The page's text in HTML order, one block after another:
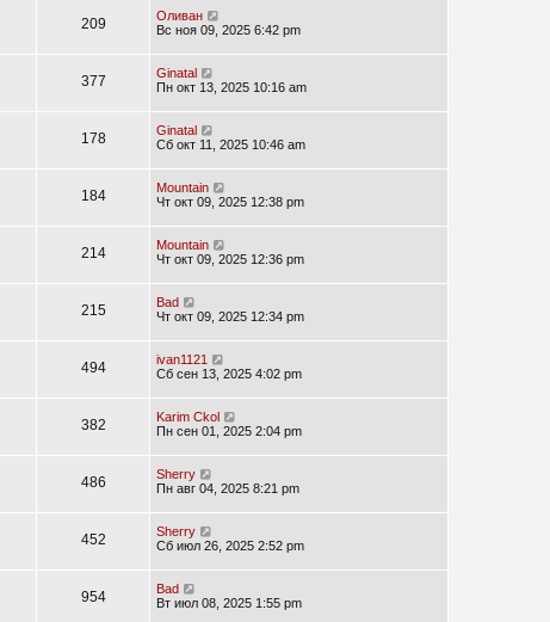
209
Оливан
Вс ноя 09, 2025 6:42 pm
377
Ginatal
Пн окт 13, 2025 10:16 am
178
Ginatal
Сб окт 11, 2025 10:46 am
184
Mountain
Чт окт 09, 2025 12:38 pm
214
Mountain
Чт окт 09, 2025 12:36 pm
215
Bad
Чт окт 09, 2025 12:34 pm
494
ivan1121
Сб сен 13, 2025 4:02 pm
382
Karim Ckol
Пн сен 01, 2025 2:04 pm
486
Sherry
Пн авг 04, 2025 8:21 pm
452
Sherry
Сб июл 26, 2025 2:52 pm
954
Bad
Вт июл 08, 2025 1:55 pm